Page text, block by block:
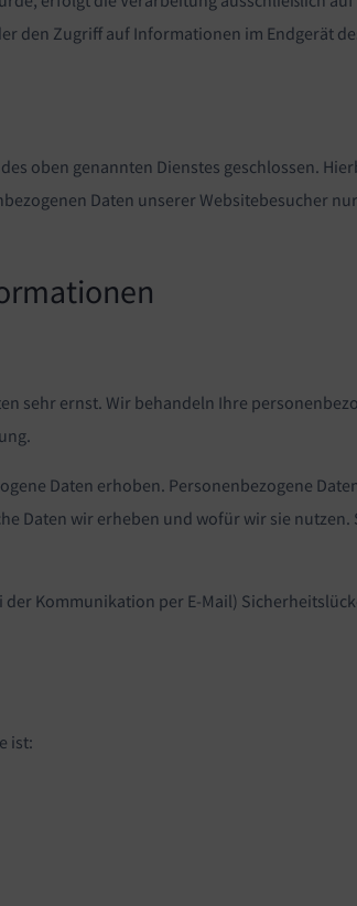
den Zugriff auf Informationen im Endgerät
oben genannten Dienstes geschlossen.
Daten unserer Websitebesucher
sehr ernst. Wir behandeln Ihre
Daten erhoben. Personenbezogene
Daten wir erheben und wofür wir sie nutzen.
Kommunikation per E-Mail)
ist: